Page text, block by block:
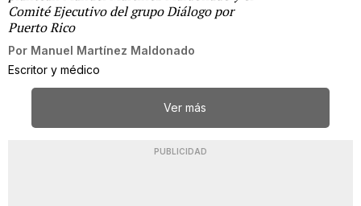
Comité Ejecutivo del grupo Diálogo por
Puerto Rico
Por Manuel Martínez Maldonado
Escritor y médico
Ver más
PUBLICIDAD